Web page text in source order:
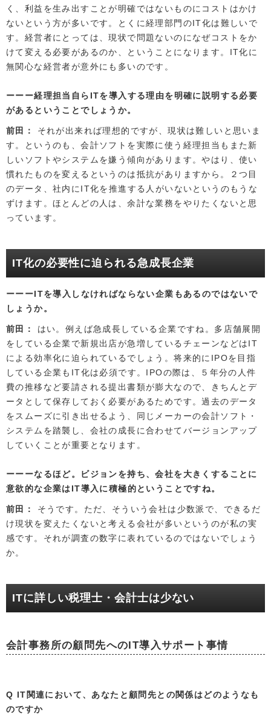
く、利益を生み出すことが明確ではないものにコストはかけ
ないという方が多いです。とくに経理部門のIT化は難しいで
す。経営者にとっては、現状で問題ないのになぜコストをか
けて変える必要があるのか、ということになります。IT化に
無関心な経営者が意外にも多いのです。
経理担当自らITを導入する理由を明確に説明する必要
があるということでしょうか。
前田
それが出来れば理想的ですが、現状は難しいと思いま
す。というのも、会計ソフトを実際に使う経理担当もまた新
しいソフトやシステムを嫌う傾向があります。やはり、使い
慣れたものを変えるというのは抵抗がありますから。２つ目
のデータ、社内にIT化を推進する人がいないというのもうな
ずけます。ほとんどの人は、余計な業務をやりたくないと思
っています。
IT化の必要性に迫られる急成長企業
ITを導入しなければならない企業もあるのではないで
しょうか。
前田
はい。例えば急成長している企業ですね。多店舗展開
をしている企業で新規出店が急増しているチェーンなどはIT
による効率化に迫られているでしょう。将来的にIPOを目指
している企業もIT化は必須です。IPOの際は、５年分の人件
費の推移など要請される提出書類が膨大なので、きちんとデ
ータとして保存しておく必要があるためです。過去のデータ
をスムーズに引き出せるよう、同じメーカーの会計ソフト・
システムを踏襲し、会社の成長に合わせてバージョンアップ
していくことが重要となります。
なるほど。ビジョンを持ち、会社を大きくすることに
意欲的な企業はIT導入に積極的ということですね。
前田
そうです。ただ、そういう会社は少数派で、できるだ
け現状を変えたくないと考える会社が多いというのが私の実
感です。それが調査の数字に表れているのではないでしょう
か。
ITに詳しい税理士・会計士は少ない
会計事務所の顧問先へのIT導入サポート事情
Q IT関連において、あなたと顧問先との関係はどのようなも
のですか